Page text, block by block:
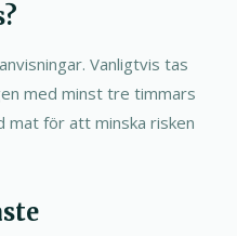
Vanligtvis tas
med minst tre timmars
mat för att minska risken